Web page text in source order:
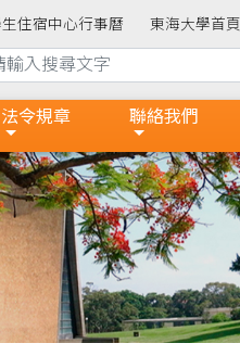
住宿中心行事曆 東海大學首頁
法令規章 聯絡我們